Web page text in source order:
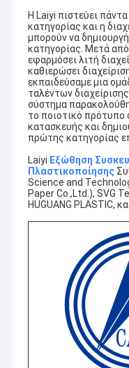
Η Laiyi πιστεύει
κατηγορίας και η
μπορούν να
κατηγορίας. Μετά
εφαρμόσει λιτή
καθιερώσει
εκπαιδεύσαμε μια
ταλέντων
σύστημα
το ποιοτικό πρότυπο
κατασκευής και
πρώτης κατηγορίας
Laiyi Εξώθηση
Πλαστικοποίησης
Science and
Paper Co.,Ltd.), SVG
HUGUANG PLASTIC,